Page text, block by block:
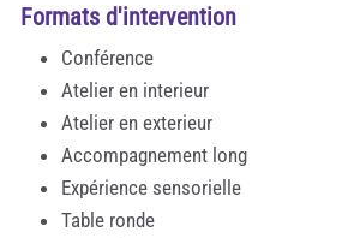
Formats d'intervention
Conférence
Atelier en interieur
Atelier en exterieur
Accompagnement long
Expérience sensorielle
Table ronde